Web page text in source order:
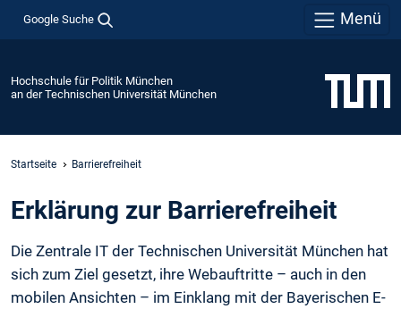
Google Suche Menü
Hochschule für Politik München
an der Technischen Universität München
Startseite Barrierefreiheit
Erklärung zur Barrierefreiheit
Die Zentrale IT der Technischen Universität München hat
sich zum Ziel gesetzt, ihre Webauftritte – auch in den
mobilen Ansichten – im Einklang mit der Bayerischen E-